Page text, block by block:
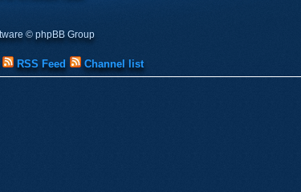
© phpBB Group
RSS Feed Channel list